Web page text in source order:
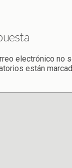
electrónico no
están